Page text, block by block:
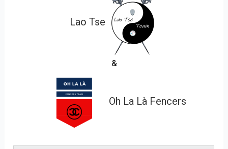
Lao Tse
&
Oh La Là Fencers